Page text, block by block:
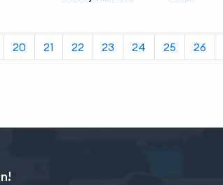
20 21 22 23 24 25 26